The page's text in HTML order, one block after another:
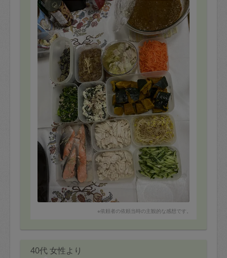
しかも美味しい❣️
タスカジさんが帰って直ぐにパクパクしている息子が一
言
ジャイアンシチュー(私の料理)とプロの料理人(ようさん)
くらいの差があるね…と😓
我が家は宅配が多かったので費用対効果も抜群です❤️
是非またお願いしたいです🙇‍♀️💕
※依頼者の依頼当時の主観的な感想です。
40代 女性より